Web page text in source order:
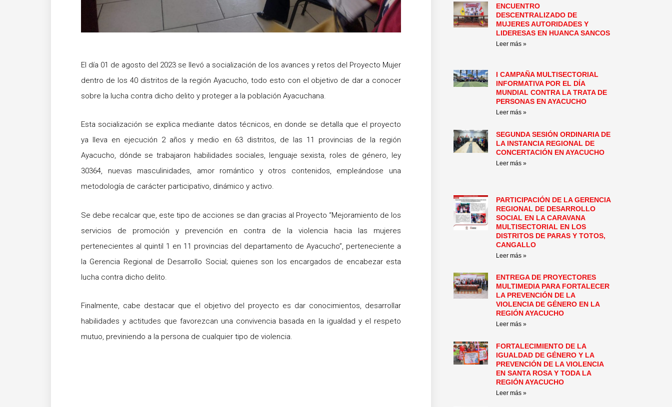
El día 01 de agosto del 2023 se llevó a socialización de los avances y retos del Proyecto Mujer
dentro de los 40 distritos de la región Ayacucho, todo esto con el objetivo de dar a conocer
sobre la lucha contra dicho delito y proteger a la población Ayacuchana.
Esta socialización se explica mediante datos técnicos, en donde se detalla que el proyecto
ya lleva en ejecución 2 años y medio en 63 distritos, de las 11 provincias de la región
Ayacucho, dónde se trabajaron habilidades sociales, lenguaje sexista, roles de género, ley
30364, nuevas masculinidades, amor romántico y otros contenidos, empleándose una
metodología de carácter participativo, dinámico y activo.
Se debe recalcar que, este tipo de acciones se dan gracias al Proyecto “Mejoramiento de los
servicios de promoción y prevención en contra de la violencia hacia las mujeres
pertenecientes al quintil 1 en 11 provincias del departamento de Ayacucho”, perteneciente a
la Gerencia Regional de Desarrollo Social; quienes son los encargados de encabezar esta
lucha contra dicho delito.
Finalmente, cabe destacar que el objetivo del proyecto es dar conocimientos, desarrollar
habilidades y actitudes que favorezcan una convivencia basada en la igualdad y el respeto
mutuo, previniendo a la persona de cualquier tipo de violencia.
ENCUENTRO
DESCENTRALIZADO DE
MUJERES AUTORIDADES Y
LIDERESAS EN HUANCA SANCOS
Leer más »
I CAMPAÑA MULTISECTORIAL
INFORMATIVA POR EL DÍA
MUNDIAL CONTRA LA TRATA DE
PERSONAS EN AYACUCHO
Leer más »
SEGUNDA SESIÓN ORDINARIA DE
LA INSTANCIA REGIONAL DE
CONCERTACIÓN EN AYACUCHO
Leer más »
PARTICIPACIÓN DE LA GERENCIA
REGIONAL DE DESARROLLO
SOCIAL EN LA CARAVANA
MULTISECTORIAL EN LOS
DISTRITOS DE PARAS Y TOTOS,
CANGALLO
Leer más »
ENTREGA DE PROYECTORES
MULTIMEDIA PARA FORTALECER
LA PREVENCIÓN DE LA
VIOLENCIA DE GÉNERO EN LA
REGIÓN AYACUCHO
Leer más »
FORTALECIMIENTO DE LA
IGUALDAD DE GÉNERO Y LA
PREVENCIÓN DE LA VIOLENCIA
EN SANTA ROSA Y TODA LA
REGIÓN AYACUCHO
Leer más »